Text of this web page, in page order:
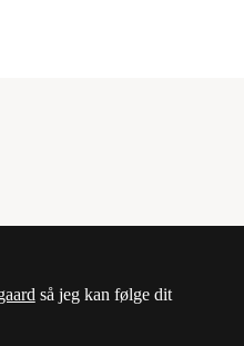
så jeg kan følge dit